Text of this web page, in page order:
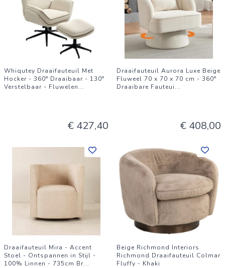
Whiqutey Draaifauteuil Met
Hocker - 360° Draaibaar - 130°
Verstelbaar - Fluwelen...
€ 427,40
Draaifauteuil Aurora Luxe Beige
Fluweel 70 x 70 x 70 cm - 360°
Draaibare Fauteui...
€ 408,00
Draaifauteuil Mira - Accent
Stoel - Ontspannen in Stijl -
100% Linnen - 735cm Br...
Beige Richmond Interiors
Richmond Draaifauteuil Colmar
Fluffy - Khaki